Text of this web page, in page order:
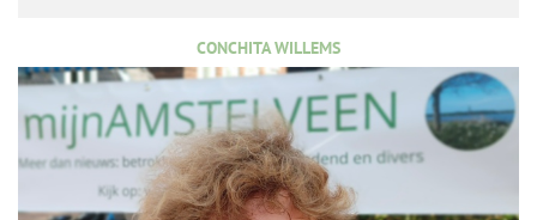
CONCHITA WILLEMS